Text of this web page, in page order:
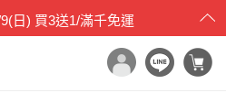
日) 買3送1/滿千免運